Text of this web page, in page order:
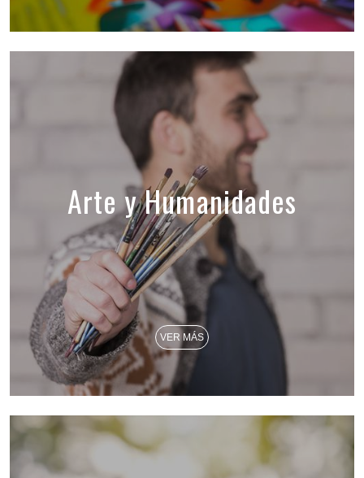
Arte y Humanidades
VER MÁS